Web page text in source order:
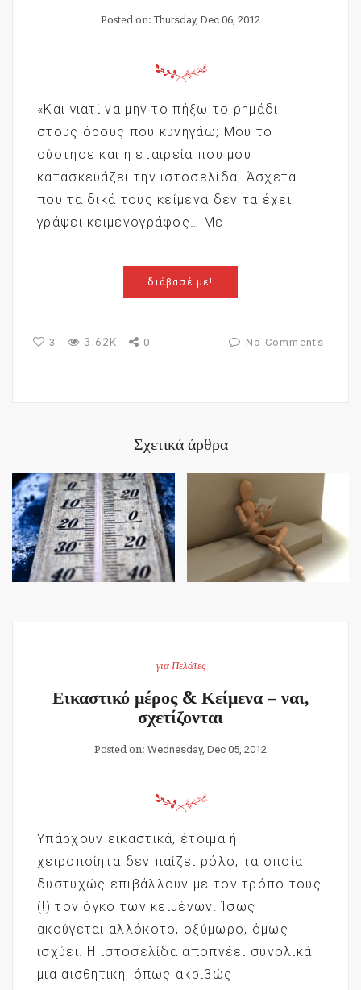
Posted on: Thursday, Dec 06, 2012
«Και γιατί να μην το πήξω το ρημάδι
στους όρους που κυνηγάω; Μου το
σύστησε και η εταιρεία που μου
κατασκευάζει την ιστοσελίδα. Άσχετα
που τα δικά τους κείμενα δεν τα έχει
γράψει κειμενογράφος… Με
διάβασέ με!
3 3.62K 0 No Comments
Σχετικά άρθρα
για Πελάτες
Εικαστικό μέρος & Κείμενα – ναι,
σχετίζονται
Posted on: Wednesday, Dec 05, 2012
Υπάρχουν εικαστικά, έτοιμα ή
χειροποίητα δεν παίζει ρόλο, τα οποία
δυστυχώς επιβάλλουν με τον τρόπο τους
(!) τον όγκο των κειμένων. Ίσως
ακούγεται αλλόκοτο, οξύμωρο, όμως
ισχύει. Η ιστοσελίδα αποπνέει συνολικά
μια αισθητική, όπως ακριβώς